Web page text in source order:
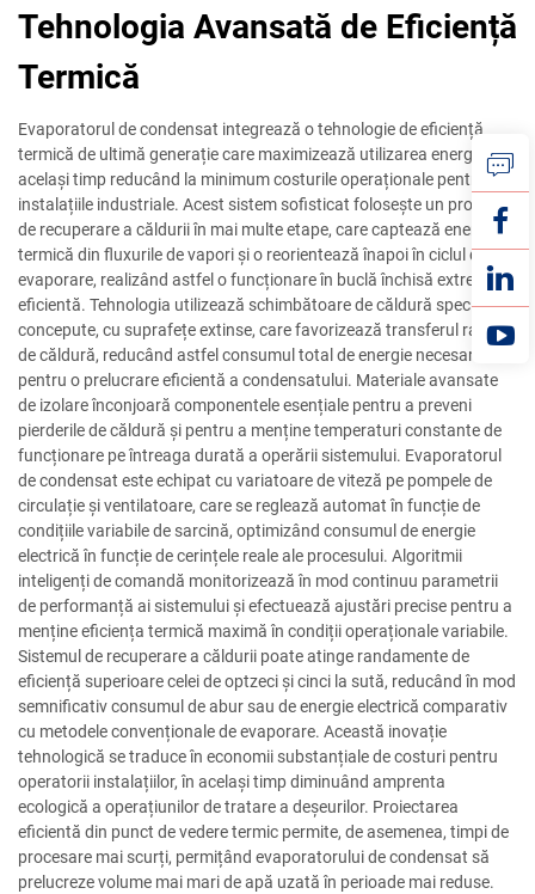
Tehnologia Avansată de Eficiență
Termică
Evaporatorul de condensat integrează o tehnologie de eficiență
termică de ultimă generație care maximizează utilizarea energiei, în
același timp reducând la minimum costurile operaționale pentru
instalațiile industriale. Acest sistem sofisticat folosește un proces
de recuperare a căldurii în mai multe etape, care captează energia
termică din fluxurile de vapori și o reorientează înapoi în ciclul de
evaporare, realizând astfel o funcționare în buclă închisă extrem de
eficientă. Tehnologia utilizează schimbătoare de căldură special
concepute, cu suprafețe extinse, care favorizează transferul rapid
de căldură, reducând astfel consumul total de energie necesar
pentru o prelucrare eficientă a condensatului. Materiale avansate
de izolare înconjoară componentele esențiale pentru a preveni
pierderile de căldură și pentru a menține temperaturi constante de
funcționare pe întreaga durată a operării sistemului. Evaporatorul
de condensat este echipat cu variatoare de viteză pe pompele de
circulație și ventilatoare, care se reglează automat în funcție de
condițiile variabile de sarcină, optimizând consumul de energie
electrică în funcție de cerințele reale ale procesului. Algoritmii
inteligenți de comandă monitorizează în mod continuu parametrii
de performanță ai sistemului și efectuează ajustări precise pentru a
menține eficiența termică maximă în condiții operaționale variabile.
Sistemul de recuperare a căldurii poate atinge randamente de
eficiență superioare celei de optzeci și cinci la sută, reducând în mod
semnificativ consumul de abur sau de energie electrică comparativ
cu metodele convenționale de evaporare. Această inovație
tehnologică se traduce în economii substanțiale de costuri pentru
operatorii instalațiilor, în același timp diminuând amprenta
ecologică a operațiunilor de tratare a deșeurilor. Proiectarea
eficientă din punct de vedere termic permite, de asemenea, timpi de
procesare mai scurți, permițând evaporatorului de condensat să
prelucreze volume mai mari de apă uzată în perioade mai reduse.